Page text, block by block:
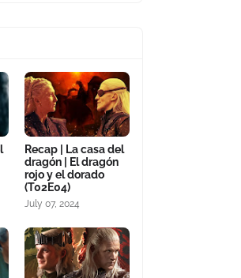
Recap | La casa del
dragón | El dragón
rojo y el dorado
(T02E04)
July 07, 2024